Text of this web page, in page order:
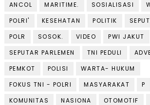
ANCOL
MARITIME. SOSIALISASI
POLRI'
KESEHATAN POLITIK
POLR
SOSOK. VIDEO
PWI JAKUT
SEPUTAR PARLEMEN
TNI PEDULI
PEMKOT
POLISI
WARTA- HUKUM
FOKUS TNI - POLRI
MASYARAKAT P
KOMUNITAS
NASIONA OTOMOTIF